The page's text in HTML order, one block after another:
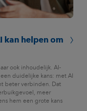
kan helpen om
ook inhoudelijk. AI-
duidelijke kans: met AI
beter verbinden. Dat
meer
hem een grote kans